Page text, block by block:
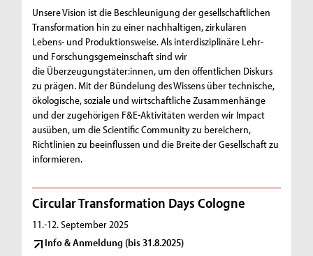
Unsere Vision ist die Beschleunigung der gesellschaftlichen
Transformation hin zu einer nachhaltigen, zirkulären
Lebens- und Produktionsweise. Als interdisziplinäre Lehr-
und Forschungsgemeinschaft sind wir
die Überzeugungstäter:innen, um den öffentlichen Diskurs
zu prägen. Mit der Bündelung des Wissens über technische,
ökologische, soziale und wirtschaftliche Zusammenhänge
und der zugehörigen F&E-Aktivitäten werden wir Impact
ausüben, um die Scientific Community zu bereichern,
Richtlinien zu beeinflussen und die Breite der Gesellschaft zu
informieren. ​
Circular Transformation Days Cologne
11.-12. September 2025
Info & Anmeldung (bis 31.8.2025)